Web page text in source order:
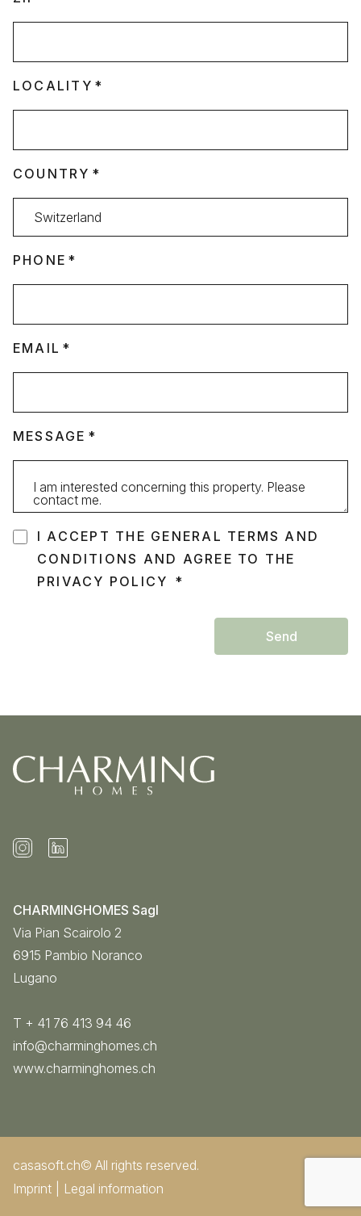
LOCALITY
COUNTRY
PHONE
EMAIL
MESSAGE
I ACCEPT THE GENERAL TERMS AND
CONDITIONS AND AGREE TO THE
PRIVACY POLICY
Send
CHARMINGHOMES Sagl
Via Pian Scairolo 2
6915 Pambio Noranco
Lugano
T + 41 76 413 94 46
info@charminghomes.ch
www.charminghomes.ch
casasoft.ch© All rights reserved.
Imprint
Legal information